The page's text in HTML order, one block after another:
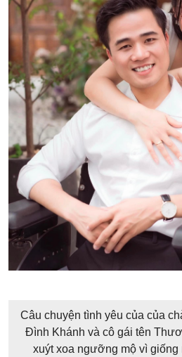
Câu chuyện tình yêu của của
Đình Khánh và cô gái tên
xuýt xoa ngưỡng mộ vì